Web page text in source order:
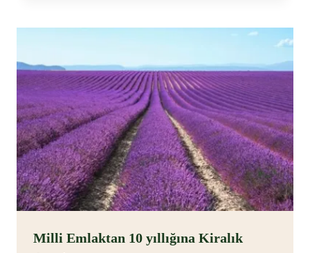
Milli Emlaktan 10 yıllığına Kiralık